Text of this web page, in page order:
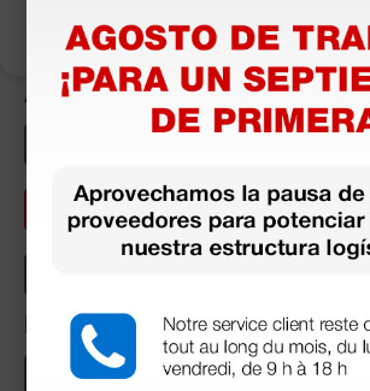
Áreas temáticas
Artículos Especializados
Etiquetas
Productos Consulta médica